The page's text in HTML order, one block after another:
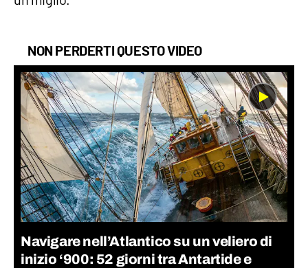
NON PERDERTI QUESTO VIDEO
Navigare nell’Atlantico su un veliero di
inizio ‘900: 52 giorni tra Antartide e